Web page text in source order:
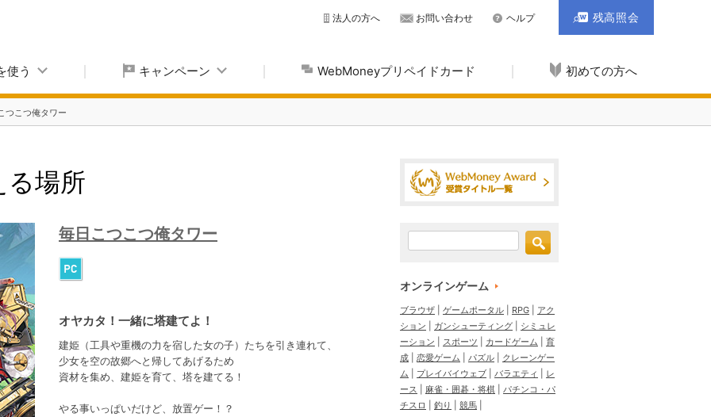
使う キャンペーン WebMoneyプリペイドカード 初めての方へ
法人の方へ お問い合わせ ヘルプ 残高照会
つこつ俺タワー
場所
毎日こつこつ俺タワー
オヤカタ！一緒に塔建てよ！
建姫（工具や重機の力を宿した女の子）たちを引き連れて、
少女を空の故郷へと帰してあげるため
資材を集め、建姫を育て、塔を建てる！
やる事いっぱいだけど、放置ゲー！？
オンラインゲーム
ブラウザ ゲームポータル RPG
アク
ション
ガンシューティング
シミュレ
ーション
スポーツ カードゲーム
育
成
恋愛ゲーム パズル
クレーンゲー
ム
プレイバイウェブ バラエティ
レ
ース
麻雀・囲碁・将棋
パチンコ・パ
チスロ
釣り 競馬